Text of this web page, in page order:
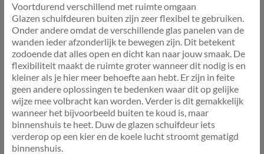
Voortdurend verschillend met ruimte omgaan
Glazen schuifdeuren buiten zijn zeer flexibel te gebruiken.
Onder andere omdat de verschillende glas panelen van de
wanden ieder afzonderlijk te bewegen zijn. Dit betekent
zodoende dat alles open en dicht kan naar jouw smaak. De
flexibiliteit maakt de ruimte groter wanneer dit nodig is en
kleiner als je hier meer behoefte aan hebt. Er zijn in feite
geen andere oplossingen te bedenken waar dit op gelijke
wijze mee volbracht kan worden. Verder is dit gemakkelijk
wanneer het bijvoorbeeld buiten te koud is, maar
binnenshuis te heet. Duw de glazen schuifdeur iets
verderop op een kier en de koele lucht stroomt gematigd
binnenshuis.